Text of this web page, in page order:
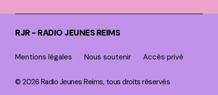
RJR - RADIO JEUNES REIMS
Mentions légales Nous soutenir Accès privé
© 2026 Radio Jeunes Reims, tous droits réservés